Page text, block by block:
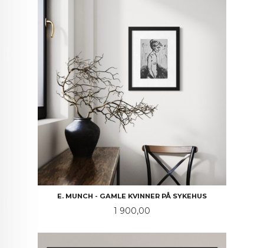
E. MUNCH - GAMLE KVINNER PÅ SYKEHUS
Pris
1 900,00